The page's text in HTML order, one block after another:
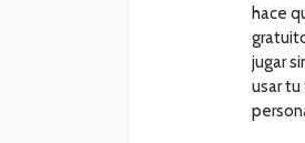
hace
jugar
usar